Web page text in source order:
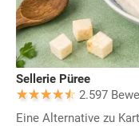
Sellerie Püree
2.597
Eine Alternative zu